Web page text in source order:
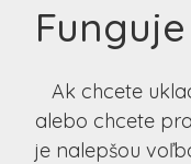
Ak chcete
alebo chcete
je nalepšou